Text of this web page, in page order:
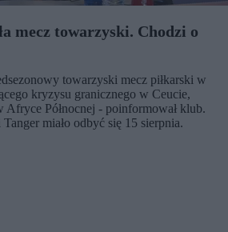
mecz towarzyski. Chodzi o
towarzyski mecz piłkarski w
kryzysu granicznego w Ceucie,
Afryce Północnej - poinformował klub.
miało odbyć się 15 sierpnia.